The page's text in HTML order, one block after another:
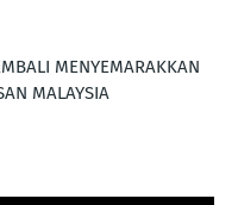
MENYEMARAKKAN
MALAYSIA